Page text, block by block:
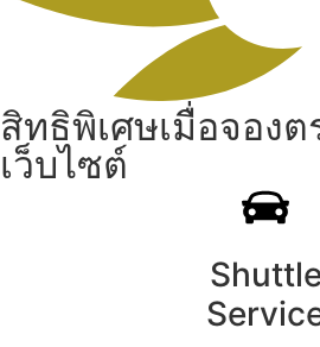
สิทธิพิเศษเมื่อจองต
เว็บไซต์